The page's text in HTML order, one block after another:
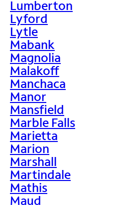
Lumberton
Lyford
Lytle
Mabank
Magnolia
Malakoff
Manchaca
Manor
Mansfield
Marble Falls
Marietta
Marion
Marshall
Martindale
Mathis
Maud